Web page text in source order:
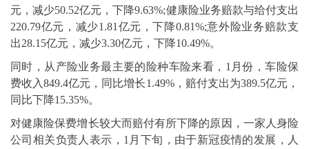
元，减少50.52亿元，下降9.63%;健康险业务赔款与给付支出
220.79亿元，减少1.81亿元，下降0.81%;意外险业务赔款支
出28.15亿元，减少3.30亿元，下降10.49%。
同时，从产险业务最主要的险种车险来看，1月份，车险保
费收入849.4亿元，同比增长1.49%，赔付支出为389.5亿元，
同比下降15.35%。
对健康险保费增长较大而赔付有所下降的原因，一家人身险
公司相关负责人表示，1月下旬，由于新冠疫情的发展，人